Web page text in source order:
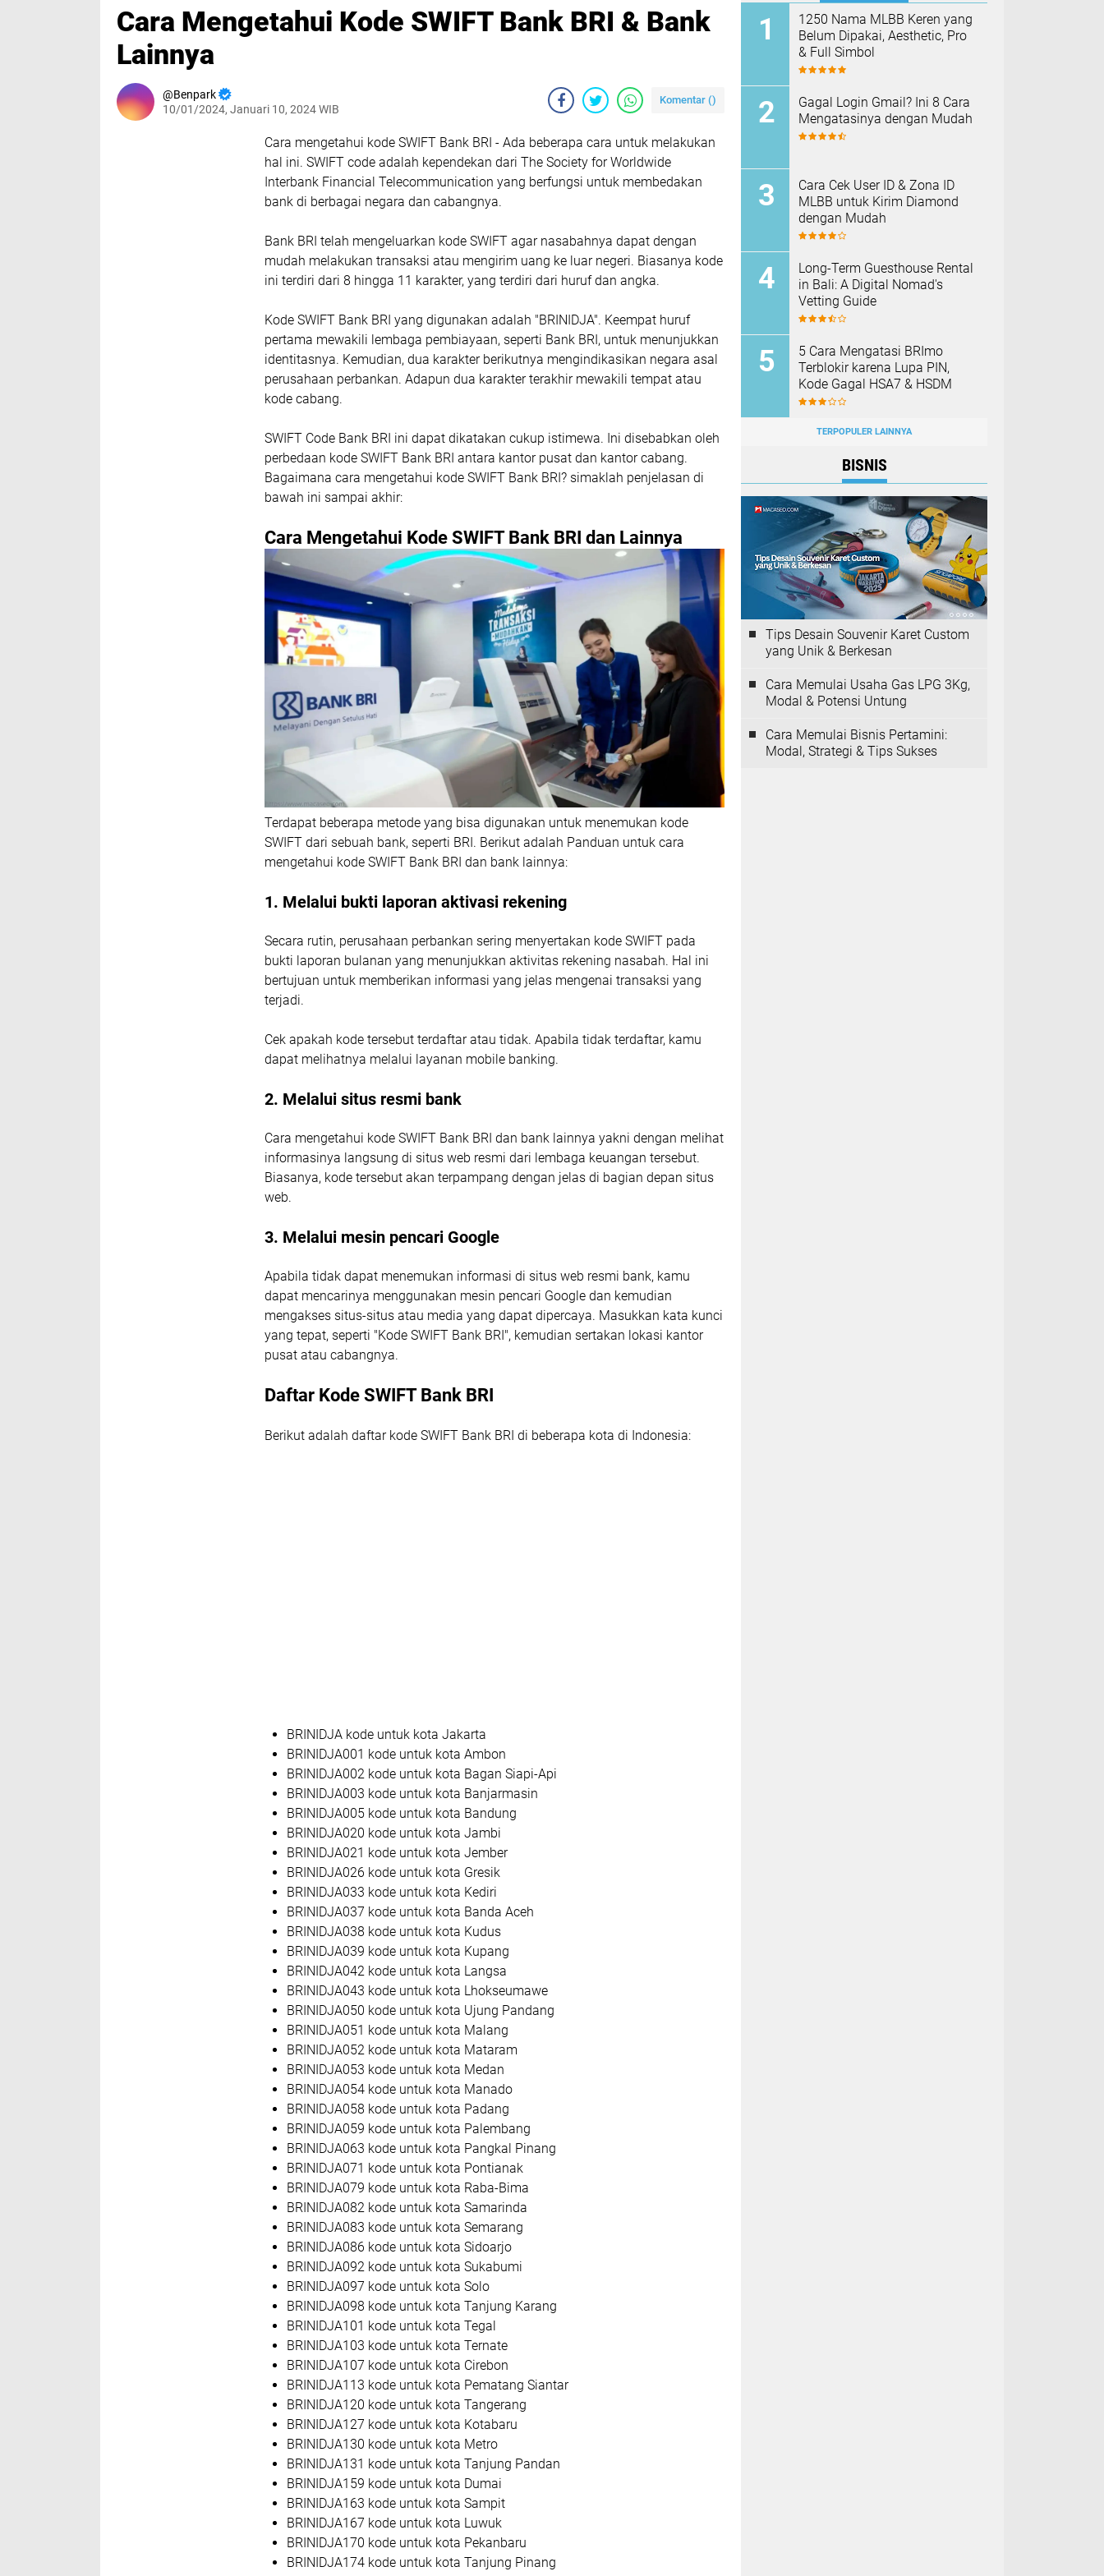
Cara Mengetahui Kode SWIFT Bank BRI & Bank
Lainnya
Benpark
10/01/2024, Januari 10, 2024 WIB
Komentar ()
Cara mengetahui kode SWIFT Bank BRI - Ada beberapa cara untuk melakukan
hal ini. SWIFT code adalah kependekan dari The Society for Worldwide
Interbank Financial Telecommunication yang berfungsi untuk membedakan
bank di berbagai negara dan cabangnya.
Bank BRI telah mengeluarkan kode SWIFT agar nasabahnya dapat dengan
mudah melakukan transaksi atau mengirim uang ke luar negeri. Biasanya kode
ini terdiri dari 8 hingga 11 karakter, yang terdiri dari huruf dan angka.
Kode SWIFT Bank BRI yang digunakan adalah "BRINIDJA". Keempat huruf
pertama mewakili lembaga pembiayaan, seperti Bank BRI, untuk menunjukkan
identitasnya. Kemudian, dua karakter berikutnya mengindikasikan negara asal
perusahaan perbankan. Adapun dua karakter terakhir mewakili tempat atau
kode cabang.
SWIFT Code Bank BRI ini dapat dikatakan cukup istimewa. Ini disebabkan oleh
perbedaan kode SWIFT Bank BRI antara kantor pusat dan kantor cabang.
Bagaimana cara mengetahui kode SWIFT Bank BRI? simaklah penjelasan di
bawah ini sampai akhir:
Cara Mengetahui Kode SWIFT Bank BRI dan Lainnya
Terdapat beberapa metode yang bisa digunakan untuk menemukan kode
SWIFT dari sebuah bank, seperti BRI. Berikut adalah Panduan untuk cara
mengetahui kode SWIFT Bank BRI dan bank lainnya:
1. Melalui bukti laporan aktivasi rekening
Secara rutin, perusahaan perbankan sering menyertakan kode SWIFT pada
bukti laporan bulanan yang menunjukkan aktivitas rekening nasabah. Hal ini
bertujuan untuk memberikan informasi yang jelas mengenai transaksi yang
terjadi.
Cek apakah kode tersebut terdaftar atau tidak. Apabila tidak terdaftar, kamu
dapat melihatnya melalui layanan mobile banking.
2. Melalui situs resmi bank
Cara mengetahui kode SWIFT Bank BRI dan bank lainnya yakni dengan melihat
informasinya langsung di situs web resmi dari lembaga keuangan tersebut.
Biasanya, kode tersebut akan terpampang dengan jelas di bagian depan situs
web.
3. Melalui mesin pencari Google
Apabila tidak dapat menemukan informasi di situs web resmi bank, kamu
dapat mencarinya menggunakan mesin pencari Google dan kemudian
mengakses situs-situs atau media yang dapat dipercaya. Masukkan kata kunci
yang tepat, seperti "Kode SWIFT Bank BRI", kemudian sertakan lokasi kantor
pusat atau cabangnya.
Daftar Kode SWIFT Bank BRI
Berikut adalah daftar kode SWIFT Bank BRI di beberapa kota di Indonesia:
BRINIDJA kode untuk kota Jakarta
BRINIDJA001 kode untuk kota Ambon
BRINIDJA002 kode untuk kota Bagan Siapi-Api
BRINIDJA003 kode untuk kota Banjarmasin
BRINIDJA005 kode untuk kota Bandung
BRINIDJA020 kode untuk kota Jambi
BRINIDJA021 kode untuk kota Jember
BRINIDJA026 kode untuk kota Gresik
BRINIDJA033 kode untuk kota Kediri
BRINIDJA037 kode untuk kota Banda Aceh
BRINIDJA038 kode untuk kota Kudus
BRINIDJA039 kode untuk kota Kupang
BRINIDJA042 kode untuk kota Langsa
BRINIDJA043 kode untuk kota Lhokseumawe
BRINIDJA050 kode untuk kota Ujung Pandang
BRINIDJA051 kode untuk kota Malang
BRINIDJA052 kode untuk kota Mataram
BRINIDJA053 kode untuk kota Medan
BRINIDJA054 kode untuk kota Manado
BRINIDJA058 kode untuk kota Padang
BRINIDJA059 kode untuk kota Palembang
BRINIDJA063 kode untuk kota Pangkal Pinang
BRINIDJA071 kode untuk kota Pontianak
BRINIDJA079 kode untuk kota Raba-Bima
BRINIDJA082 kode untuk kota Samarinda
BRINIDJA083 kode untuk kota Semarang
BRINIDJA086 kode untuk kota Sidoarjo
BRINIDJA092 kode untuk kota Sukabumi
BRINIDJA097 kode untuk kota Solo
BRINIDJA098 kode untuk kota Tanjung Karang
BRINIDJA101 kode untuk kota Tegal
BRINIDJA103 kode untuk kota Ternate
BRINIDJA107 kode untuk kota Cirebon
BRINIDJA113 kode untuk kota Pematang Siantar
BRINIDJA120 kode untuk kota Tangerang
BRINIDJA127 kode untuk kota Kotabaru
BRINIDJA130 kode untuk kota Metro
BRINIDJA131 kode untuk kota Tanjung Pandan
BRINIDJA159 kode untuk kota Dumai
BRINIDJA163 kode untuk kota Sampit
BRINIDJA167 kode untuk kota Luwuk
BRINIDJA170 kode untuk kota Pekanbaru
BRINIDJA174 kode untuk kota Tanjung Pinang
1250 Nama MLBB Keren yang
Belum Dipakai, Aesthetic, Pro
& Full Simbol
Gagal Login Gmail? Ini 8 Cara
Mengatasinya dengan Mudah
Cara Cek User ID & Zona ID
MLBB untuk Kirim Diamond
dengan Mudah
Long-Term Guesthouse Rental
in Bali: A Digital Nomad's
Vetting Guide
5 Cara Mengatasi BRImo
Terblokir karena Lupa PIN,
Kode Gagal HSA7 & HSDM
TERPOPULER LAINNYA
BISNIS
Tips Desain Souvenir Karet Custom
yang Unik & Berkesan
Cara Memulai Usaha Gas LPG 3Kg,
Modal & Potensi Untung
Cara Memulai Bisnis Pertamini:
Modal, Strategi & Tips Sukses